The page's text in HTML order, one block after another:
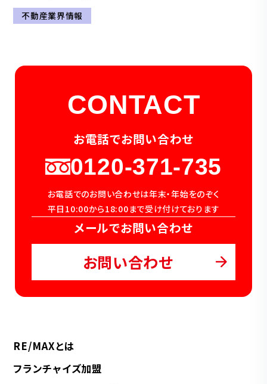
不動産業界情報
CONTACT
お電話でお問い合わせ
0120-371-735
お電話でのお問い合わせは年末・年始をのぞく
平日10:00から18:00まで受け付けております
メールでお問い合わせ
お問い合わせ
RE/MAXとは
フランチャイズ加盟